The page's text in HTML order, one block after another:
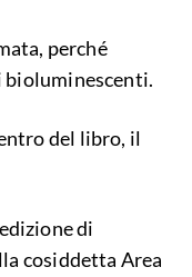
perché
bioluminescenti.
del libro, il
di
cosiddetta Area